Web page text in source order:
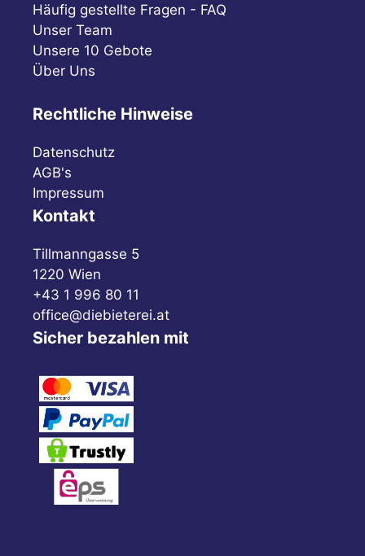
Häufig gestellte Fragen - FAQ
Unser Team
Unsere 10 Gebote
Über Uns
Rechtliche Hinweise
Datenschutz
AGB's
Impressum
Kontakt
Tillmanngasse 5
1220 Wien
+43 1 996 80 11
office@diebieterei.at
Sicher bezahlen mit